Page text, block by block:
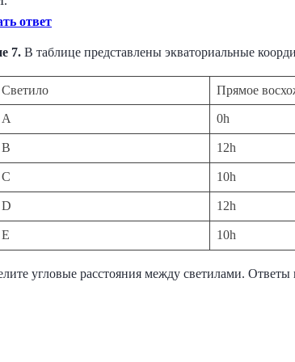
ответ
7. В таблице представлены экваториальные
Светило Прямое
A 0h
B 12h
C 10h
D 12h
E 10h
угловые расстояния между светилами. Ответы